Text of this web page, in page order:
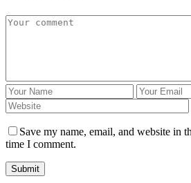
Save my name, email, and website in
time I comment.
Submit